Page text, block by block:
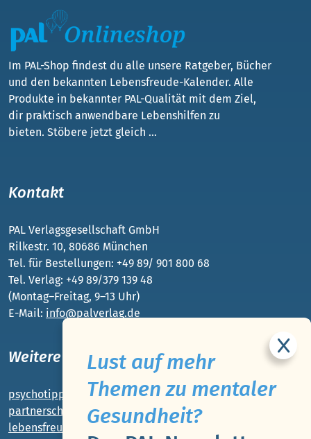
Im PAL-Shop findest du alle unsere Ratgeber, Bücher
und den bekannten Lebensfreude-Kalender. Alle
Produkte in bekannter PAL-Qualität mit dem Ziel,
dir praktisch anwendbare Lebenshilfen zu
bieten. Stöbere jetzt gleich ...
Kontakt
PAL Verlagsgesellschaft GmbH
Rilkestr. 10, 80686 München
Tel. für Bestellungen: +49 89/ 901 800 68
Tel. Verlag: +49 89/379 139 48
(Montag–Freitag, 9–13 Uhr)
E-Mail: info@palverlag.de
Weitere PAL-Webseiten
psychotipps.com
partnerschaft-beziehung.de
lebensfreude-app.de
Lust auf mehr
Themen zu mentaler
Gesundheit?